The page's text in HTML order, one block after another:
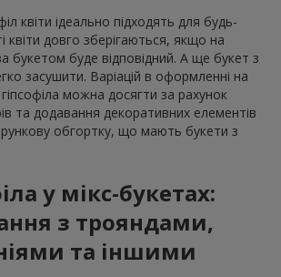
квіти ідеально підходять для будь-
квіти довго зберігаються, якщо на
букетом буде відповідний. А ще букет з
засушити. Варіацій в оформленні на
можна досягти за рахунок
та додавання декоративних елементів
обгортку, що мають букети з
у мікс-букетах:
з трояндами,
та іншими